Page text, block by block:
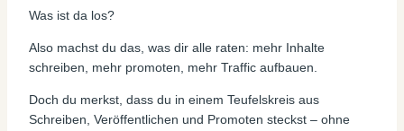
Was ist da los?
Also machst du das, was dir alle raten: mehr Inhalte
schreiben, mehr promoten, mehr Traffic aufbauen.
Doch du merkst, dass du in einem Teufelskreis aus
Schreiben, Veröffentlichen und Promoten steckst – ohne